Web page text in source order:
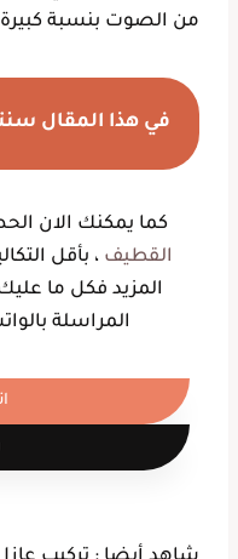
من الصوت بنسبة
في هذا المقال
كما يمكنك الان
القطيف ، بأقل
المزيد فكل ما
المراسلة